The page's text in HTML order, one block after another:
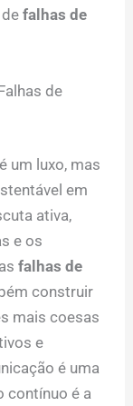
defalhas de
de
um luxo, mas
em
ativa,
e os
falhas de
construir
mais coesas
e
é uma
contínuo é a